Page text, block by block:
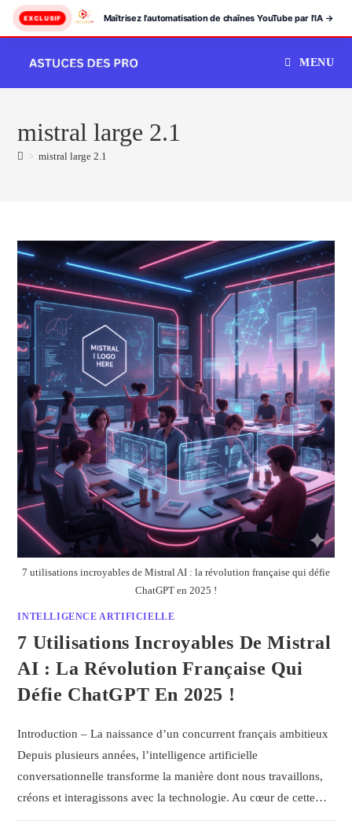
EXCLUSIF Maîtrisez l'automatisation de chaînes YouTube par l'IA →
content
MENU
mistral large 2.1
> mistral large 2.1
7 utilisations incroyables de Mistral AI : la révolution française qui défie
ChatGPT en 2025 !
INTELLIGENCE ARTIFICIELLE
7 Utilisations Incroyables De Mistral
AI : La Révolution Française Qui
Défie ChatGPT En 2025 !
Introduction – La naissance d’un concurrent français ambitieux
Depuis plusieurs années, l’intelligence artificielle
conversationnelle transforme la manière dont nous travaillons,
créons et interagissons avec la technologie. Au cœur de cette…